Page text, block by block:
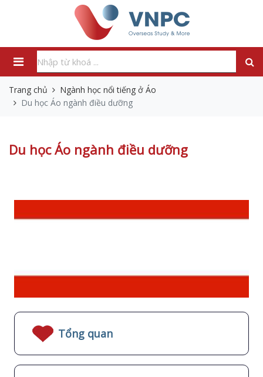
Trang chủ
Ngành học nổi tiếng ở Áo
Du học Áo ngành điều dưỡng
Du học Áo ngành điều dưỡng
Tổng quan